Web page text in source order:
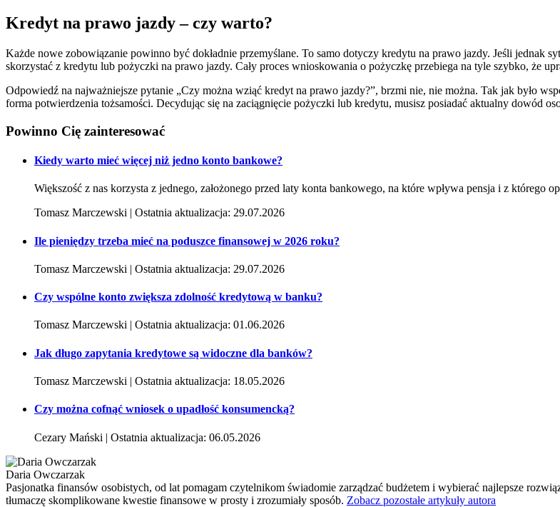
Kredyt na prawo jazdy – czy warto?
Każde nowe zobowiązanie powinno być dokładnie przemyślane. To samo dotyczy kredytu na prawo jazdy. Jeśli jednak
skorzystać z kredytu lub pożyczki na prawo jazdy. Cały proces wnioskowania o pożyczkę przebiega na tyle szybko, że
Odpowiedź na najważniejsze pytanie „Czy można wziąć kredyt na prawo jazdy?”, brzmi nie, nie można. Tak jak było
forma potwierdzenia tożsamości. Decydując się na zaciągnięcie pożyczki lub kredytu, musisz posiadać aktualny dowód
Powinno Cię zainteresować
Kiedy warto mieć więcej niż jedno konto bankowe?
Większość z nas korzysta z jednego, założonego przed laty konta bankowego, na które wpływa pensja i z którego
Tomasz Marczewski | Ostatnia aktualizacja: 29.07.2026
Ile pieniędzy trzeba mieć na poduszce finansowej w 2026 roku?
Tomasz Marczewski | Ostatnia aktualizacja: 29.07.2026
Czy wspólne konto zwiększa zdolność kredytową w banku?
Tomasz Marczewski | Ostatnia aktualizacja: 01.06.2026
Jak długo zapytania kredytowe są widoczne dla banków?
Tomasz Marczewski | Ostatnia aktualizacja: 18.05.2026
Czy można cofnąć wniosek o upadłość konsumencką?
Cezary Mański | Ostatnia aktualizacja: 06.05.2026
Daria Owczarzak
Pasjonatka finansów osobistych, od lat pomagam czytelnikom świadomie zarządzać budżetem i wybierać najlepsze
tłumaczę skomplikowane kwestie finansowe w prosty i zrozumiały sposób. Zobacz pozostałe artykuły autora